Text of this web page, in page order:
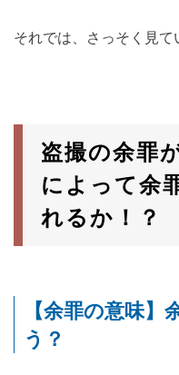
それでは、さっそく見て
盗撮の余罪
によって余
れるか！？
【余罪の意味
う？